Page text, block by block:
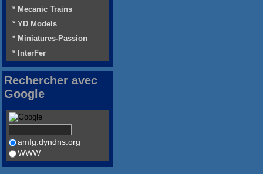
* Mecanic Trains
* YD Models
* Miniatures-Passion
* InterFer
Rechercher avec
Google
amfg.dyndns.org
WWW